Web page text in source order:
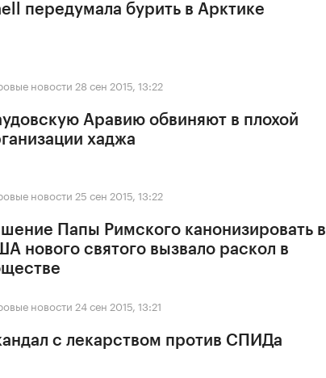
передумала бурить в Арктике
новости 28 сен 2015, 13:22
Аравию обвиняют в плохой
хаджа
новости 25 сен 2015, 13:22
Папы Римского канонизировать в
нового святого вызвало раскол в
новости 24 сен 2015, 13:21
с лекарством против СПИДа